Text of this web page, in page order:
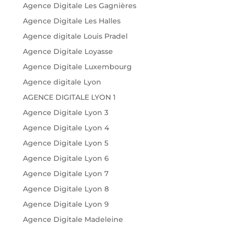
Agence Digitale Les Gagnières
Agence Digitale Les Halles
Agence digitale Louis Pradel
Agence Digitale Loyasse
Agence Digitale Luxembourg
Agence digitale Lyon
AGENCE DIGITALE LYON 1
Agence Digitale Lyon 3
Agence Digitale Lyon 4
Agence Digitale Lyon 5
Agence Digitale Lyon 6
Agence Digitale Lyon 7
Agence Digitale Lyon 8
Agence Digitale Lyon 9
Agence Digitale Madeleine